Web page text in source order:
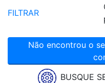
FILTRAR
Não encontrou o seu Pneu? Clique aqui para
BUSQUE